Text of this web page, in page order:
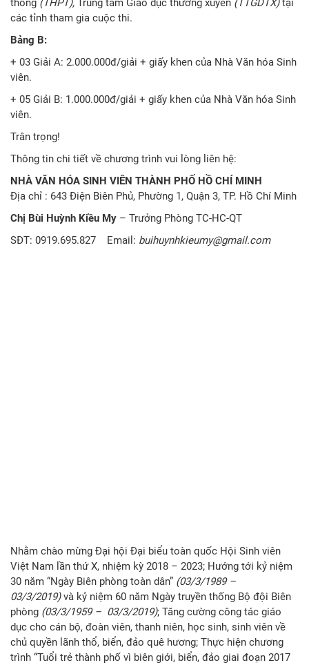
thông (THPT), Trung tâm Giáo dục thường xuyên (TTGDTX)tại
các tỉnh tham gia cuộc thi.
Bảng B:
+ 03 Giải A: 2.000.000đ/giải + giấy khen của Nhà Văn hóa Sinh
viên.
+ 05 Giải B: 1.000.000đ/giải + giấy khen của Nhà Văn hóa Sinh
viên.
Trân trọng!
Thông tin chi tiết về chương trình vui lòng liên hệ:
NHÀ VĂN HÓA SINH VIÊN THÀNH PHỐ HỒ CHÍ MINH
Địa chỉ : 643 Điện Biên Phủ, Phường 1, Quận 3, TP. Hồ Chí Minh
Chị Bùi Huỳnh Kiều My – Trưởng Phòng TC-HC-QT
SĐT: 0919.695.827 Email: buihuynhkieumy@gmail.com
Nhằm chào mừng Đại hội Đại biểu toàn quốc Hội Sinh viên
Việt Nam lần thứ X, nhiệm kỳ 2018 – 2023; Hướng tới kỷ niệm
30 năm “Ngày Biên phòng toàn dân” (03/3/1989 –
03/3/2019)và kỷ niệm 60 năm Ngày truyền thống Bộ đội Biên
phòng (03/3/1959 – 03/3/2019); Tăng cường công tác giáo
dục cho cán bộ, đoàn viên, thanh niên, học sinh, sinh viên về
chủ quyền lãnh thổ, biển, đảo quê hương; Thực hiện chương
trình “Tuổi trẻ thành phố vì biên giới, biển, đảo giai đoạn 2017